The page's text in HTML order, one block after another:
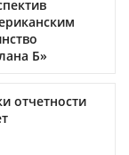
Б»
отчетности